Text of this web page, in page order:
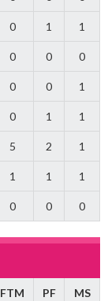
0 1 1
0 0 0
0 0 1
0 1 1
5 2 1
1 1 1
0 0 0
FTM PF MS